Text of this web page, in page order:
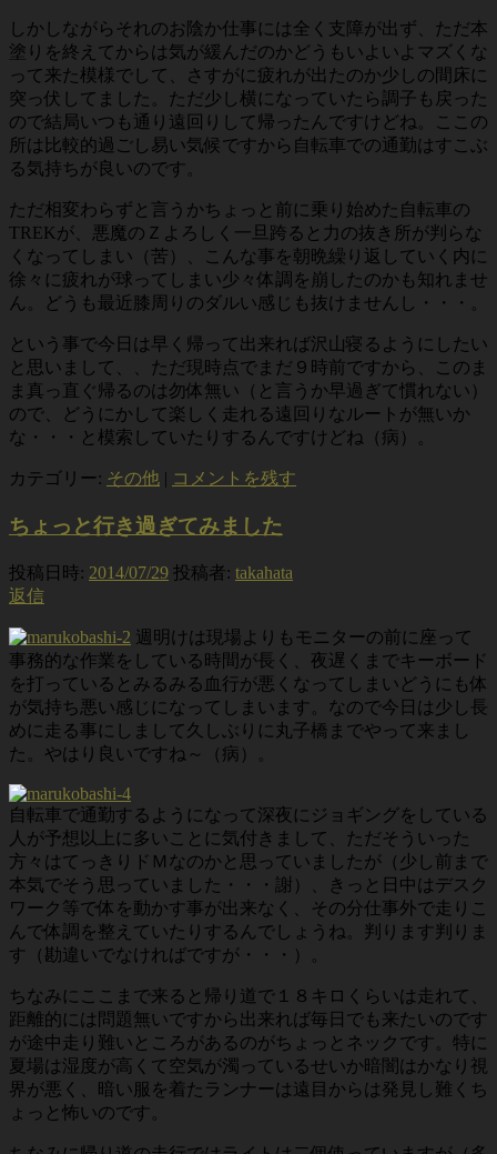
しかしながらそれのお陰か仕事には全く支障が出ず、ただ本
塗りを終えてからは気が緩んだのかどうもいよいよマズくな
って来た模様でして、さすがに疲れが出たのか少しの間床に
突っ伏してました。ただ少し横になっていたら調子も戻った
ので結局いつも通り遠回りして帰ったんですけどね。ここの
所は比較的過ごし易い気候ですから自転車での通勤はすこぶ
る気持ちが良いのです。
ただ相変わらずと言うかちょっと前に乗り始めた自転車の
TREKが、悪魔のＺよろしく一旦跨ると力の抜き所が判らな
くなってしまい（苦）、こんな事を朝晩繰り返していく内に
徐々に疲れが球ってしまい少々体調を崩したのかも知れませ
ん。どうも最近膝周りのダルい感じも抜けませんし・・・。
という事で今日は早く帰って出来れば沢山寝るようにしたい
と思いまして、、ただ現時点でまだ９時前ですから、このま
ま真っ直ぐ帰るのは勿体無い（と言うか早過ぎて慣れない）
ので、どうにかして楽しく走れる遠回りなルートが無いか
な・・・と模索していたりするんですけどね（病）。
カテゴリー: その他 | コメントを残す
ちょっと行き過ぎてみました
投稿日時: 2014/07/29 投稿者: takahata
返信
週明けは現場よりもモニターの前に座って
事務的な作業をしている時間が長く、夜遅くまでキーボード
を打っているとみるみる血行が悪くなってしまいどうにも体
が気持ち悪い感じになってしまいます。なので今日は少し長
めに走る事にしまして久しぶりに丸子橋までやって来まし
た。やはり良いですね～（病）。
自転車で通勤するようになって深夜にジョギングをしている
人が予想以上に多いことに気付きまして、ただそういった
方々はてっきりドＭなのかと思っていましたが（少し前まで
本気でそう思っていました・・・謝）、きっと日中はデスク
ワーク等で体を動かす事が出来なく、その分仕事外で走りこ
んで体調を整えていたりするんでしょうね。判ります判りま
す（勘違いでなければですが・・・）。
ちなみにここまで来ると帰り道で１８キロくらいは走れて、
距離的には問題無いですから出来れば毎日でも来たいのです
が途中走り難いところがあるのがちょっとネックです。特に
夏場は湿度が高くて空気が濁っているせいか暗闇はかなり視
界が悪く、暗い服を着たランナーは遠目からは発見し難くち
ょっと怖いのです。